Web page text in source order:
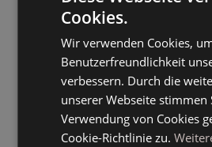
Cookies.
Wir verwenden Cookies,
Benutzerfreundlichkeit
verbessern. Durch die
unserer Webseite stimmen
Verwendung von Cookies
Cookie-Richtlinie zu.